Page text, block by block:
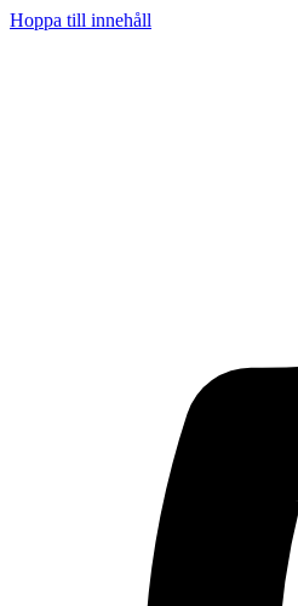
Hoppa till innehåll